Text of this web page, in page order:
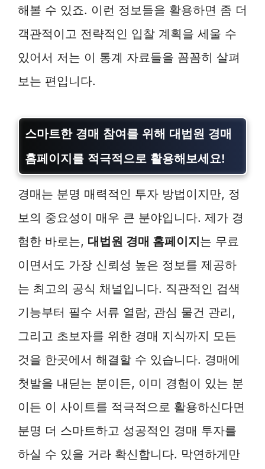
해볼 수 있죠. 이런 정보들을 활용하면 좀 더
객관적이고 전략적인 입찰 계획을 세울 수
있어서 저는 이 통계 자료들을 꼼꼼히 살펴
보는 편입니다.
스마트한 경매 참여를 위해 대법원 경매
홈페이지를 적극적으로 활용해보세요!
경매는 분명 매력적인 투자 방법이지만, 정
보의 중요성이 매우 큰 분야입니다. 제가 경
험한 바로는, 대법원 경매 홈페이지는 무료
이면서도 가장 신뢰성 높은 정보를 제공하
는 최고의 공식 채널입니다. 직관적인 검색
기능부터 필수 서류 열람, 관심 물건 관리,
그리고 초보자를 위한 경매 지식까지 모든
것을 한곳에서 해결할 수 있습니다. 경매에
첫발을 내딛는 분이든, 이미 경험이 있는 분
이든 이 사이트를 적극적으로 활용하신다면
분명 더 스마트하고 성공적인 경매 투자를
하실 수 있을 거라 확신합니다. 막연하게만